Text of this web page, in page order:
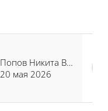
Попов Никита Владимирович
20 мая 2026